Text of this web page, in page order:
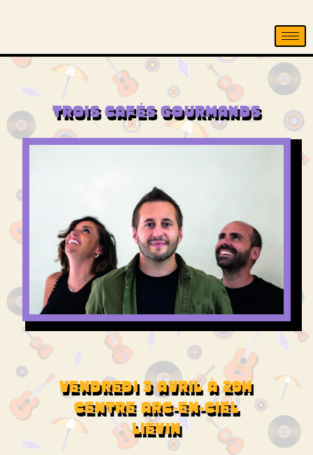
TROIS CAFÉS GOURMANDS
VENDREDI 3 AVRIL À 20H
CENTRE ARC-EN-CIEL
LIÉVIN